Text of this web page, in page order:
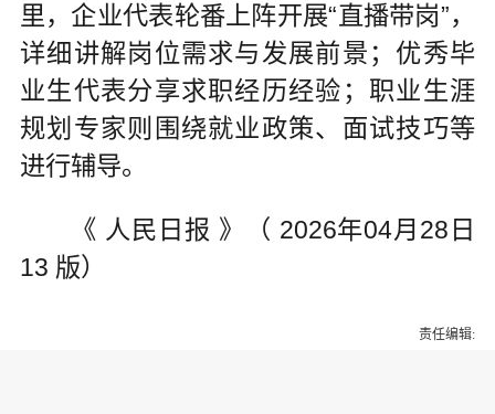
里，企业代表轮番上阵开展“直播带岗”，
详细讲解岗位需求与发展前景；优秀毕
业生代表分享求职经历经验；职业生涯
规划专家则围绕就业政策、面试技巧等
进行辅导。
《 人民日报 》（ 2026年04月28日
13 版）
责任编辑: